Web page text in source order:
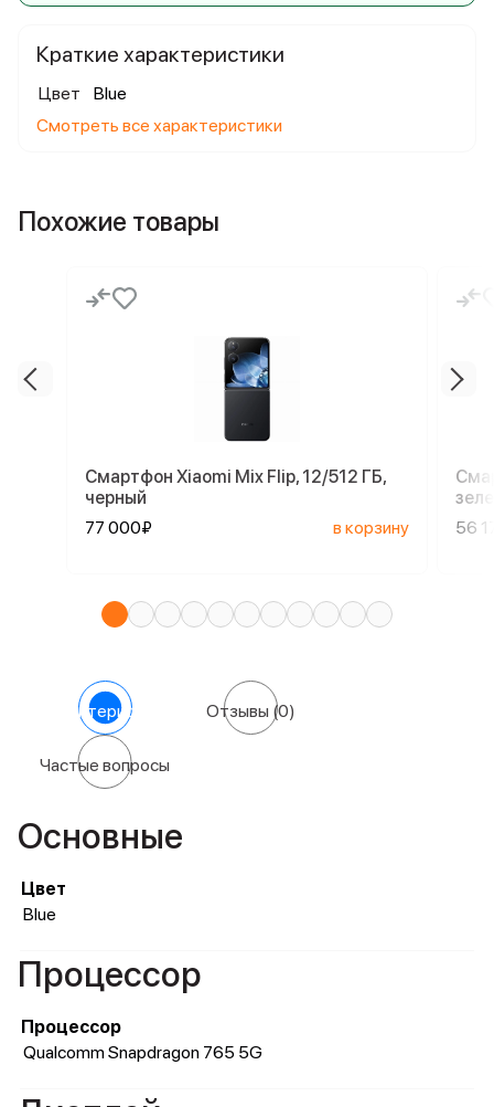
Краткие характеристики
Цвет
Blue
Смотреть все характеристики
Похожие товары
Смартфон Xiaomi Mix Flip, 12/512 ГБ,
черный
77 000₽
в корзину
56
Характеристики Отзывы (0)
Частые вопросы
Основные
Цвет
Blue
Процессор
Процессор
Qualcomm Snapdragon 765 5G